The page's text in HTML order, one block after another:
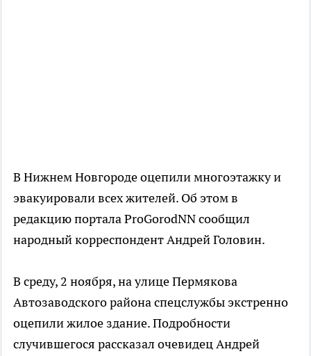
В Нижнем Новгороде оцепили многоэтажку и
эвакуировали всех жителей. Об этом в
редакцию портала ProGorodNN сообщил
народный корреспондент Андрей Головин.
В среду, 2 ноября, на улице Пермякова
Автозаводского района спецслужбы экстренно
оцепили жилое здание. Подробности
случившегося рассказал очевидец Андрей